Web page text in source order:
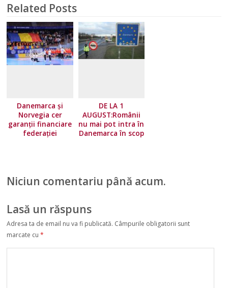
Related Posts
Danemarca și
Norvegia cer
garanții financiare
federației
DE LA 1
AUGUST:Românii
nu mai pot intra în
Danemarca în scop
Niciun comentariu până acum.
Lasă un răspuns
Adresa ta de email nu va fi publicată. Câmpurile obligatorii sunt
marcate cu*